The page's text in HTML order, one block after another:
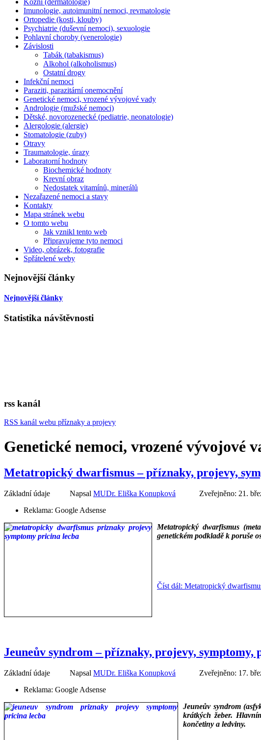
Kožní (dermatologie)
Imunologie, autoimunitní nemoci, revmatologie
Ortopedie (kosti, klouby)
Psychiatrie (duševní nemoci), sexuologie
Pohlavní choroby (venerologie)
Závislosti
Tabák (tabakismus)
Alkohol (alkoholismus)
Ostatní drogy
Infekční nemoci
Paraziti, parazitární onemocnění
Genetické nemoci, vrozené vývojové vady
Andrologie (mužské nemoci)
Dětské, novorozenecké (pediatrie, neonatologie)
Alergologie (alergie)
Stomatologie (zuby)
Otravy
Traumatologie, úrazy
Laboratorní hodnoty
Biochemické hodnoty
Krevní obraz
Nedostatek vitamínů, minerálů
Nezařazené nemoci a stavy
Kontakty
Mapa stránek webu
O tomto webu
Jak vznikl tento web
Připravujeme tyto nemoci
Video, obrázek, fotografie
Spřátelené weby
Nejnovější články
Nejnovější články
Statistika návštěvnosti
rss kanál
RSS kanál webu příznaky a projevy
Genetické nemoci, vrozené vývojové
Metatropický dwarfismus – příznaky, projevy,
Základní údaje Napsal MUDr. Eliška Konupková Zveřejněno: 21.
Reklama: Google Adsense
Metatropický dwarfismus
genetickém podkladě k poruše
Číst dál: Metatropický
Jeuneův syndrom – příznaky, projevy, symptomy,
Základní údaje Napsal MUDr. Eliška Konupková Zveřejněno: 17.
Reklama: Google Adsense
Jeuneův syndrom
krátkých žeber.
končetiny a ledviny.